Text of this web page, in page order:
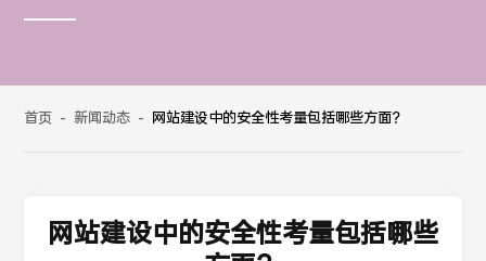
首页 - 新闻动态 - 网站建设中的安全性考量包括哪些方面？
网站建设中的安全性考量包括哪些